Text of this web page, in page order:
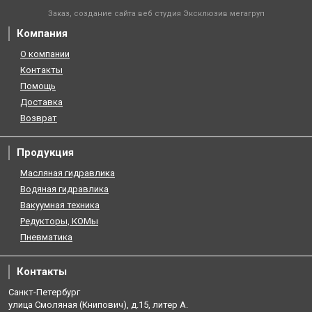
Заказ, создание сайта веб студия Эксклюзив мегагруп
Компания
О компании
Контакты
Помощь
Доставка
Возврат
Продукция
Масляная гидравлика
Водяная гидравлика
Вакуумная техника
Редукторы, КОМы
Пневматика
Контакты
Санкт-Петербург
улица Смоляная (Книпович), д.15, литер А.